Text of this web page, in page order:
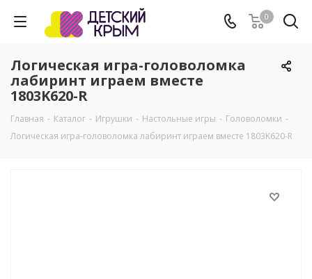
0
Логическая игра-головоломка
лабиринт играем вместе
1803K620-R
Главная - Каталог - Игрушки - Настольные игры - Головоломки -
Логическая игра-головоломка лабиринт играем вместе 1803K620-R